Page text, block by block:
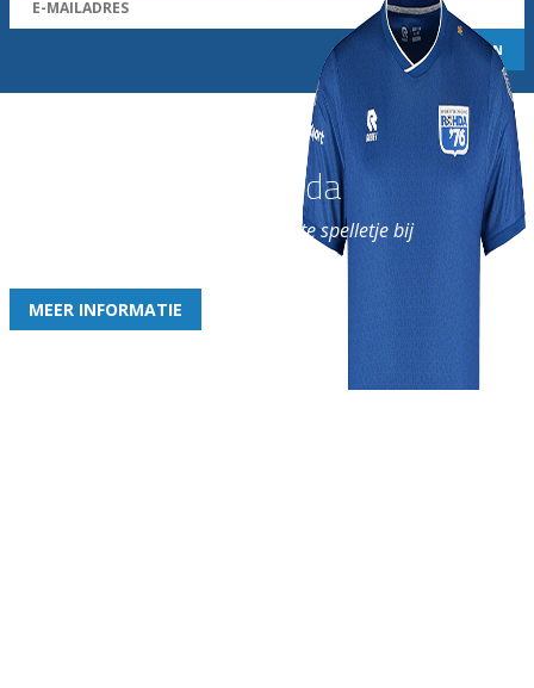
Word nu lid van Rohda
en geniet iedere week van het leukste spelletje bij
MEER INFORMATIE